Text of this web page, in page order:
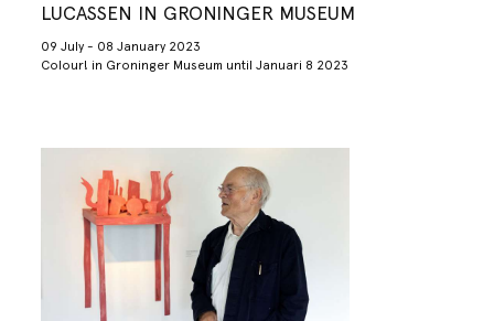
LUCASSEN IN GRONINGER MUSEUM
09 July - 08 January 2023
Colour! in Groninger Museum until Januari 8 2023